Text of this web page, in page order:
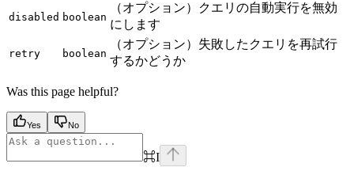
disabled boolean
（オプション）クエリの自動実行を無効
にします
retry boolean
（オプション）失敗したクエリを再試行
するかどうか
Was this page helpful?
Yes No
⌘I